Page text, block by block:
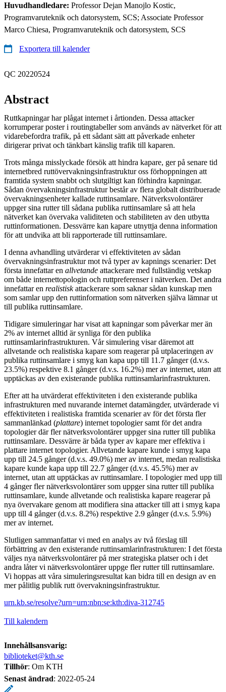
Huvudhandledare: Professor Dejan Manojlo Kostic,
Programvaruteknik och datorsystem, SCS; Associate Professor
Marco Chiesa, Programvaruteknik och datorsystem, SCS
Exportera till kalender
QC 20220524
Abstract
Ruttkapningar har plågat internet i årtionden. Dessa attacker
korrumperar poster i routingtabeller som används av nätverket för att
vidarebefordra trafik, på ett sådant sätt att påverkade enheter
dirigerar privat och tänkbart känslig trafik till kaparen.
Trots många misslyckade försök att hindra kapare, ger på senare tid
internetbred ruttövervakningsinfrastruktur oss förhoppningen att
framtida system snabbt och slutgiltigt kan förhindra kapningar.
Sådan övervakningsinfrastruktur består av flera globalt distribuerade
övervakningsenheter kallade ruttinsamlare. Nätverksvolontärer
uppger sina rutter till sådana publika ruttinsamlare så att hela
nätverket kan övervaka validiteten och stabiliteten av den utbytta
ruttinformationen. Dessvärre kan kapare utnyttja denna information
för att undvika att bli rapporterade till ruttinsamlare.
I denna avhandling utvärderar vi effektiviteten av sådan
övervakningsinfrastruktur mot två typer av kapnings scenarier: Det
första innefattar en allvetande attackerare med fullständig vetskap
om både internettopologin och ruttpreferenser i nätverken. Det andra
innefattar en realistiskattackerare som saknar sådan kunskap men
som samlar upp den ruttinformation som nätverken själva lämnar ut
till publika ruttinsamlare.
Tidigare simuleringar har visat att kapningar som påverkar mer än
2% av internet alltid är synliga för den publika
ruttinsamlarinfrastrukturen. Vår simulering visar däremot att
allvetande och realistiska kapare som reagerar på utplaceringen av
publika ruttinsamlare i smyg kan kapa upp till 11.7 gånger (d.v.s.
23.5%) respektive 8.1 gånger (d.v.s. 16.2%) mer av internet, utan att
upptäckas av den existerande publika ruttinsamlarinfrastrukturen.
Efter att ha utvärderat effektiviteten i den existerande publika
infrastrukturen med nuvarande internet datamängder, utvärderade vi
effektiviteten i realistiska framtida scenarier av för det första fler
sammanlänkad (plattare) internet topologier samt för det andra
topologier där fler nätverksvolontärer uppger sina rutter till publika
ruttinsamlare. Dessvärre är båda typer av kapare mer effektiva i
plattare internet topologier. Allvetande kapare kunde i smyg kapa
upp till 24.5 gånger (d.v.s. 49.0%) mer av internet, medan realistiska
kapare kunde kapa upp till 22.7 gånger (d.v.s. 45.5%) mer av
internet, utan att upptäckas av ruttinsamlare. I topologier med upp till
4 gånger fler nätverksvolontärer som uppger sina rutter till publika
ruttinsamlare, kunde allvetande och realistiska kapare reagerar på
nya övervakare genom att modifiera sina attacker till att i smyg kapa
upp till 4 gånger (d.v.s. 8.2%) respektive 2.9 gånger (d.v.s. 5.9%)
mer av internet.
Slutligen sammanfattar vi med en analys av två förslag till
förbättring av den existerande ruttinsamlarinfrastrukturen: I det första
väljes nya nätverksvolontärer på mer strategiska platser och i det
andra låter vi nätverksvolontärer uppge fler rutter till ruttinsamlare.
Vi hoppas att våra simuleringsresultat kan bidra till en design av en
mer pålitlig publik rutt övervakningsinfrastruktur.
urn.kb.se/resolve?urn=urn:nbn:se:kth:diva-312745
Till kalendern
Innehållsansvarig:
biblioteket@kth.se
Tillhör: Om KTH
Senast ändrad: 2022-05-24